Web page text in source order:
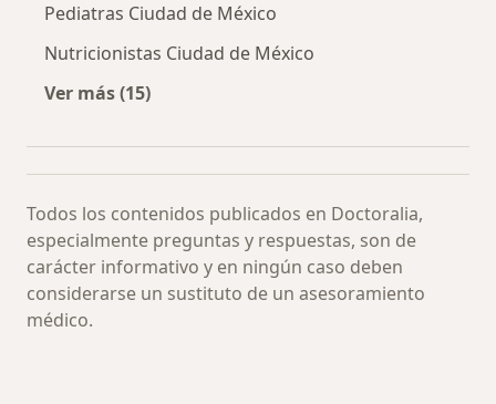
Pediatras Ciudad de México
Nutricionistas Ciudad de México
Ver más (15)
Todos los contenidos publicados en Doctoralia,
especialmente preguntas y respuestas, son de
carácter informativo y en ningún caso deben
considerarse un sustituto de un asesoramiento
médico.